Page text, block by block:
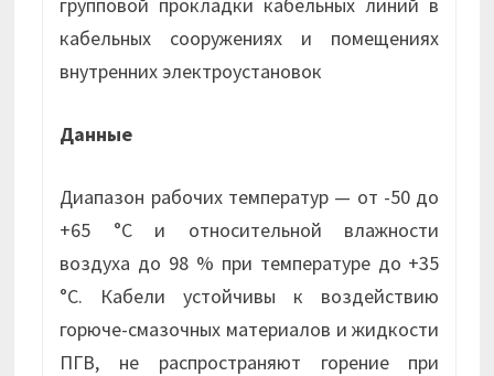
кабельных сооружениях и помещениях
внутренних электроустановок
Данные
Диапазон рабочих температур — от -50 до
+65 °С и относительной влажности
воздуха до 98 % при температуре до +35
°С. Кабели устойчивы к воздействию
горюче-смазочных материалов и жидкости
ПГВ, не распространяют горение при